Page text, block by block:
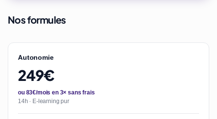
Nos formules
Autonomie
249€
ou 83€/mois en 3× sans frais
14h · E-learning pur